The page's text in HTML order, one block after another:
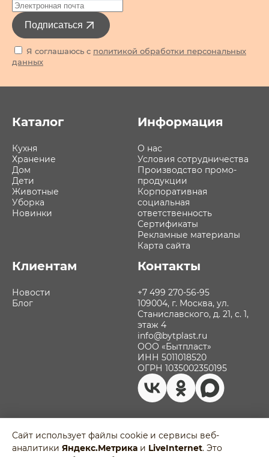
Подписаться
Я соглашаюсь с политикой обработки персональных
данных
Каталог
Кухня
Хранение
Дом
Дети
Животные
Уборка
Новинки
Информация
О нас
Условия сотрудничества
Производство промо-
продукции
Корпоративная
социальная
ответственность
Сертификаты
Рекламные материалы
Карта сайта
Клиентам
Новости
Блог
Контакты
+7 499 270-56-95
109004, г. Москва, ул.
Станиславского, д. 21, с. 1,
этаж 4
info@bytplast.ru
ООО «Бытпласт»
ИНН 5011018520
ОГРН 1035002350195
Политика обработки персональных
Сайт использует файлы cookie и сервисы веб-
аналитики Яндекс.Метрика и LiveInternet. Это